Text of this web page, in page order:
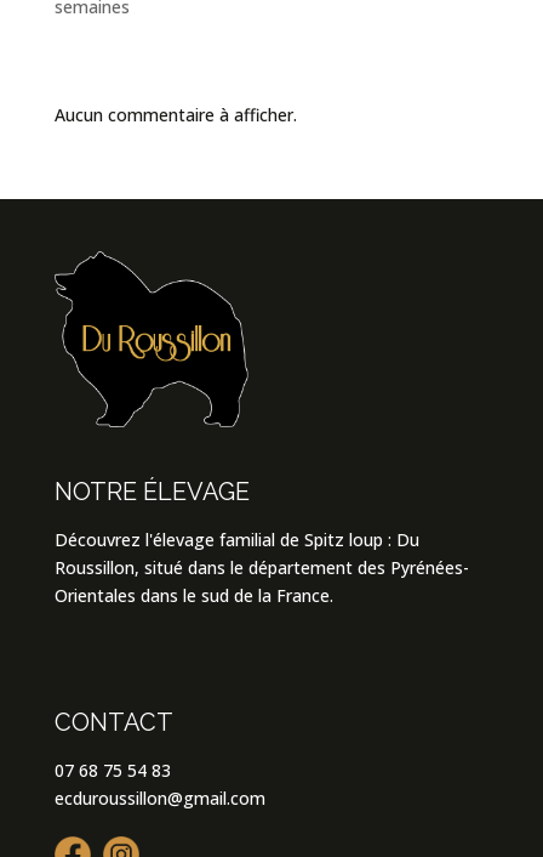
semaines
Aucun commentaire à afficher.
NOTRE ÉLEVAGE
Découvrez l'élevage familial de Spitz loup : Du
Roussillon, situé dans le département des Pyrénées-
Orientales dans le sud de la France.
CONTACT
07 68 75 54 83
ecduroussillon@gmail.com